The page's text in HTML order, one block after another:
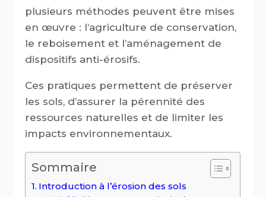
plusieurs méthodes peuvent être mises
en œuvre : l’agriculture de conservation,
le reboisement et l’aménagement de
dispositifs anti-érosifs.
Ces pratiques permettent de préserver
les sols, d’assurer la pérennité des
ressources naturelles et de limiter les
impacts environnementaux.
Sommaire
Introduction à l’érosion des sols